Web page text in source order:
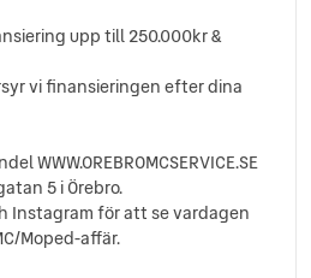
upp till 250.000kr &
vi finansieringen efter dina
WWW.OREBROMCSERVICE.SE
5 i Örebro.
Instagram för att se vardagen
Moped-affär.